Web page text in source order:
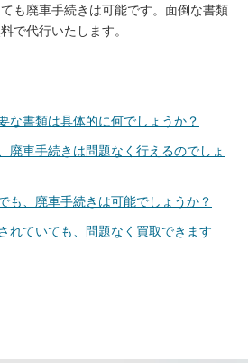
も廃車手続きは可能です。面倒な書類
で代行いたします。
な書類は具体的に何でしょうか？
廃車手続きは問題なく行えるのでしょ
も、廃車手続きは可能でしょうか？
れていても、問題なく買取できます